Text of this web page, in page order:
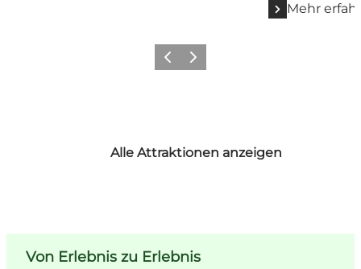
Mehr
ZurückWeiter
Alle Attraktionen anzeigen
Von Erlebnis zu Erlebnis